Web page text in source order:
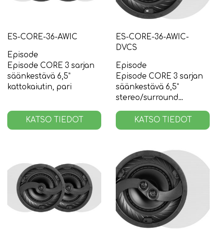
ES-CORE-36-AWIC
Episode
Episode CORE 3 sarjan
säänkestävä 6,5”
kattokaiutin, pari
KATSO TIEDOT
ES-CORE-36-AWIC-
DVCS
Episode
Episode CORE 3 sarjan
säänkestävä 6,5”
stereo/surround
KATSO TIEDOT